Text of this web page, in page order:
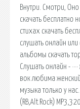
Внутри. Смотри,
скачать бесплатно
стихах скачать
слушать онлайн или
альбомы скачать
Слушать онлайн -
вок любима
музыка только у
(RB,Alt.Rock)